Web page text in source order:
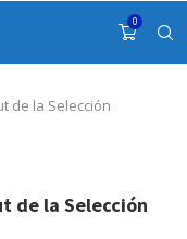
0
de la Selección
de la Selección